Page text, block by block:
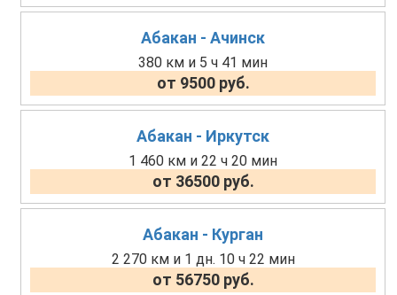
Абакан - Ачинск
380 км и 5 ч 41 мин
от 9500 руб.
Абакан - Иркутск
1 460 км и 22 ч 20 мин
от 36500 руб.
Абакан - Курган
2 270 км и 1 дн. 10 ч 22 мин
от 56750 руб.